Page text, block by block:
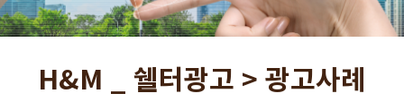
H&M _ 쉘터광고 > 광고사례